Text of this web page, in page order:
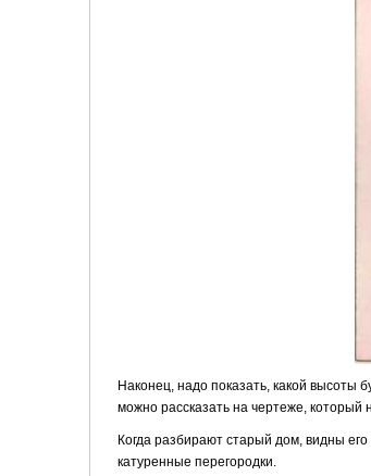
Наконец, надо показать, какой высоты
можно рассказать на чертеже, который
Когда разбирают старый дом, видны
катуренные перегородки.